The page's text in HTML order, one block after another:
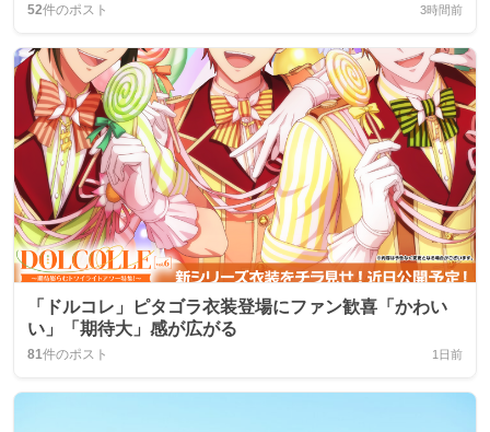
52件のポスト 3時間前
「ドルコレ」ピタゴラ衣装登場にファン歓喜「かわい
い」「期待大」感が広がる
81件のポスト 1日前